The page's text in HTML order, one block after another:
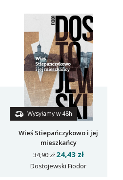
Wysyłamy w 48h
Wieś Stiepańczykowo i jej
mieszkańcy
34,90 zł 24,43 zł
Dostojewski Fiodor